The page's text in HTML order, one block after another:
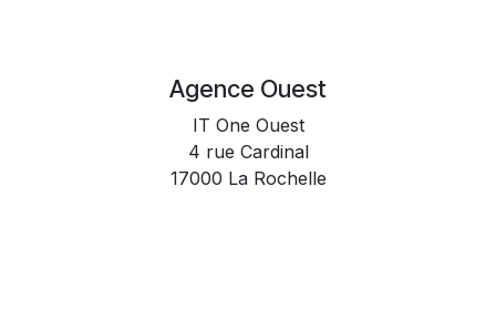
Agence Ouest
IT One Ouest
4 rue Cardinal
17000 La Rochelle